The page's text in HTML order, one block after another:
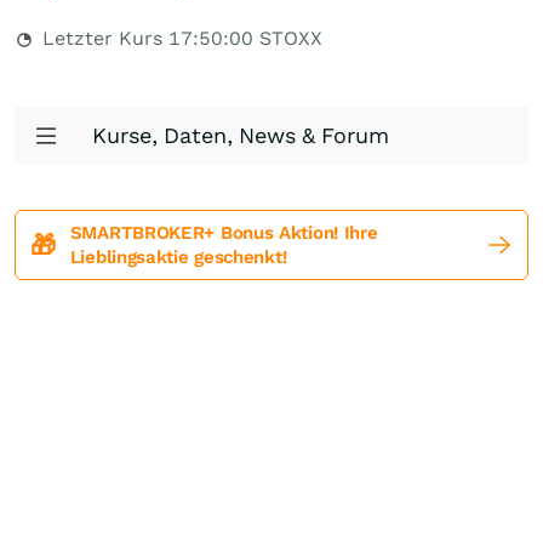
Letzter Kurs 17:50:00 STOXX
Kurse, Daten, News & Forum
🎁
SMARTBROKER+ Bonus Aktion! Ihre
Lieblingsaktie geschenkt!